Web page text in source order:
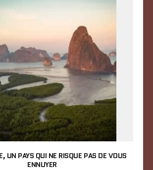
UN PAYS QUI NE RISQUE PAS DE VOUS
ENNUYER